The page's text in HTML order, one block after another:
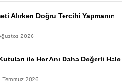
Alırken Doğru Tercihi Yapmanın
2026
ile Her Anı Daha Değerli Hale
Temmuz 2026